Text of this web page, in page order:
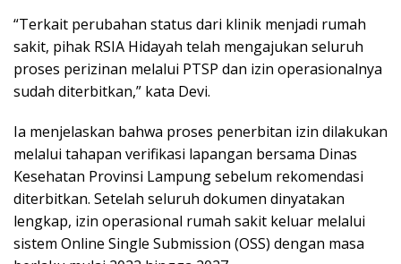
‎“Terkait perubahan status dari klinik menjadi rumah
sakit, pihak RSIA Hidayah telah mengajukan seluruh
proses perizinan melalui PTSP dan izin operasionalnya
sudah diterbitkan,” kata Devi.
‎Ia menjelaskan bahwa proses penerbitan izin dilakukan
melalui tahapan verifikasi lapangan bersama Dinas
Kesehatan Provinsi Lampung sebelum rekomendasi
diterbitkan. Setelah seluruh dokumen dinyatakan
lengkap, izin operasional rumah sakit keluar melalui
sistem Online Single Submission (OSS) dengan masa